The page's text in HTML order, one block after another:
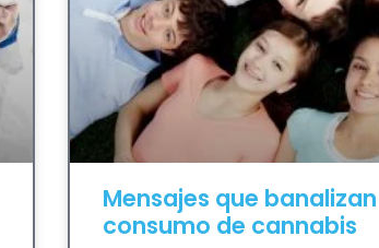
Mensajes que
consumo de cannabis